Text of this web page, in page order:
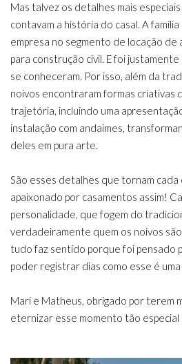
Mas talvez os detalhes mais
contavam a história do casal. A família
empresa no segmento de locação de
para construção civil. E foi
se conheceram. Por isso, além da
noivos encontraram formas criativas
trajetória, incluindo uma
instalação com andaimes,
deles em pura arte.
São esses detalhes que tornam cada
apaixonado por casamentos assim!
personalidade, que fogem do
verdadeiramente quem os noivos
tudo faz sentido porque foi pensado
poder registrar dias como esse é
Mari e Matheus, obrigado por terem
eternizar esse momento tão especial